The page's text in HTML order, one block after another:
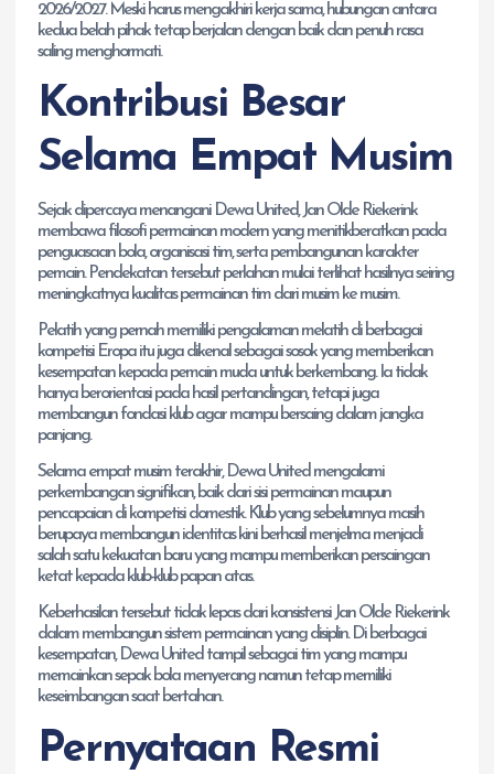
2026/2027. Meski harus mengakhiri kerja sama, hubungan antara
kedua belah pihak tetap berjalan dengan baik dan penuh rasa
saling menghormati.
Kontribusi Besar
Selama Empat Musim
Sejak dipercaya menangani Dewa United, Jan Olde Riekerink
membawa filosofi permainan modern yang menitikberatkan pada
penguasaan bola, organisasi tim, serta pembangunan karakter
pemain. Pendekatan tersebut perlahan mulai terlihat hasilnya seiring
meningkatnya kualitas permainan tim dari musim ke musim.
Pelatih yang pernah memiliki pengalaman melatih di berbagai
kompetisi Eropa itu juga dikenal sebagai sosok yang memberikan
kesempatan kepada pemain muda untuk berkembang. Ia tidak
hanya berorientasi pada hasil pertandingan, tetapi juga
membangun fondasi klub agar mampu bersaing dalam jangka
panjang.
Selama empat musim terakhir, Dewa United mengalami
perkembangan signifikan, baik dari sisi permainan maupun
pencapaian di kompetisi domestik. Klub yang sebelumnya masih
berupaya membangun identitas kini berhasil menjelma menjadi
salah satu kekuatan baru yang mampu memberikan persaingan
ketat kepada klub-klub papan atas.
Keberhasilan tersebut tidak lepas dari konsistensi Jan Olde Riekerink
dalam membangun sistem permainan yang disiplin. Di berbagai
kesempatan, Dewa United tampil sebagai tim yang mampu
memainkan sepak bola menyerang namun tetap memiliki
keseimbangan saat bertahan.
Pernyataan Resmi